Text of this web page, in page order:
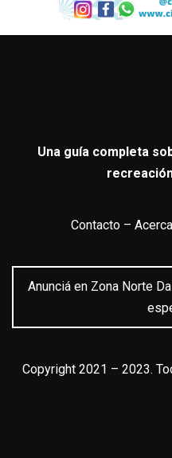
Una guía completa
Contacto–
Anunciá en Zona Norte
Copyright 2021 – 2023.